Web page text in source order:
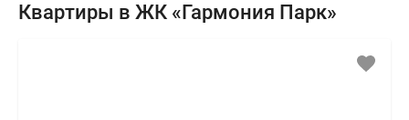
Квартиры в ЖК «Гармония Парк»